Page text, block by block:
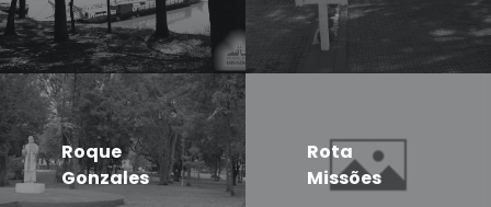
Roque
Gonzales
Rota
Missões